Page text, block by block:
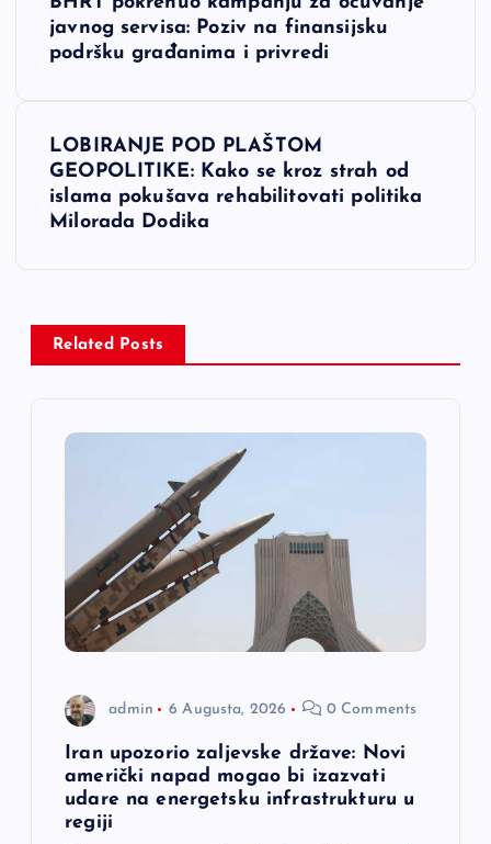
javnog servisa: Poziv na finansijsku
podršku građanima i privredi
LOBIRANJE POD PLAŠTOM
GEOPOLITIKE: Kako se kroz strah od
islama pokušava rehabilitovati politika
Milorada Dodika
Related Posts
admin 6 Augusta, 2026 0 Comments
Iran upozorio zaljevske države: Novi
američki napad mogao bi izazvati
udare na energetsku infrastrukturu u
regiji